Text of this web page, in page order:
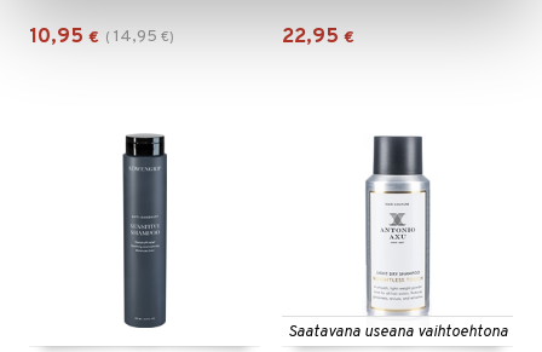
10,95 € ( 14,95 €) 22,95 €
Saatavana useana vaihtoehtona